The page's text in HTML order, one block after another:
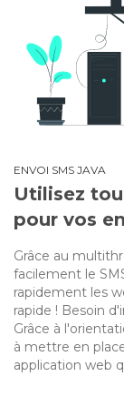
ENVOI SMS JAVA
Utilisez
pour vos
Grâce au
facilement le
rapidement les
rapide ! Besoin
Grâce à
à mettre en
application web